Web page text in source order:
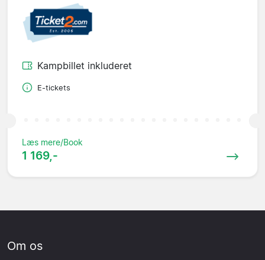
Kampbillet inkluderet
E-tickets
Læs mere/Book
1 169,-
Om os